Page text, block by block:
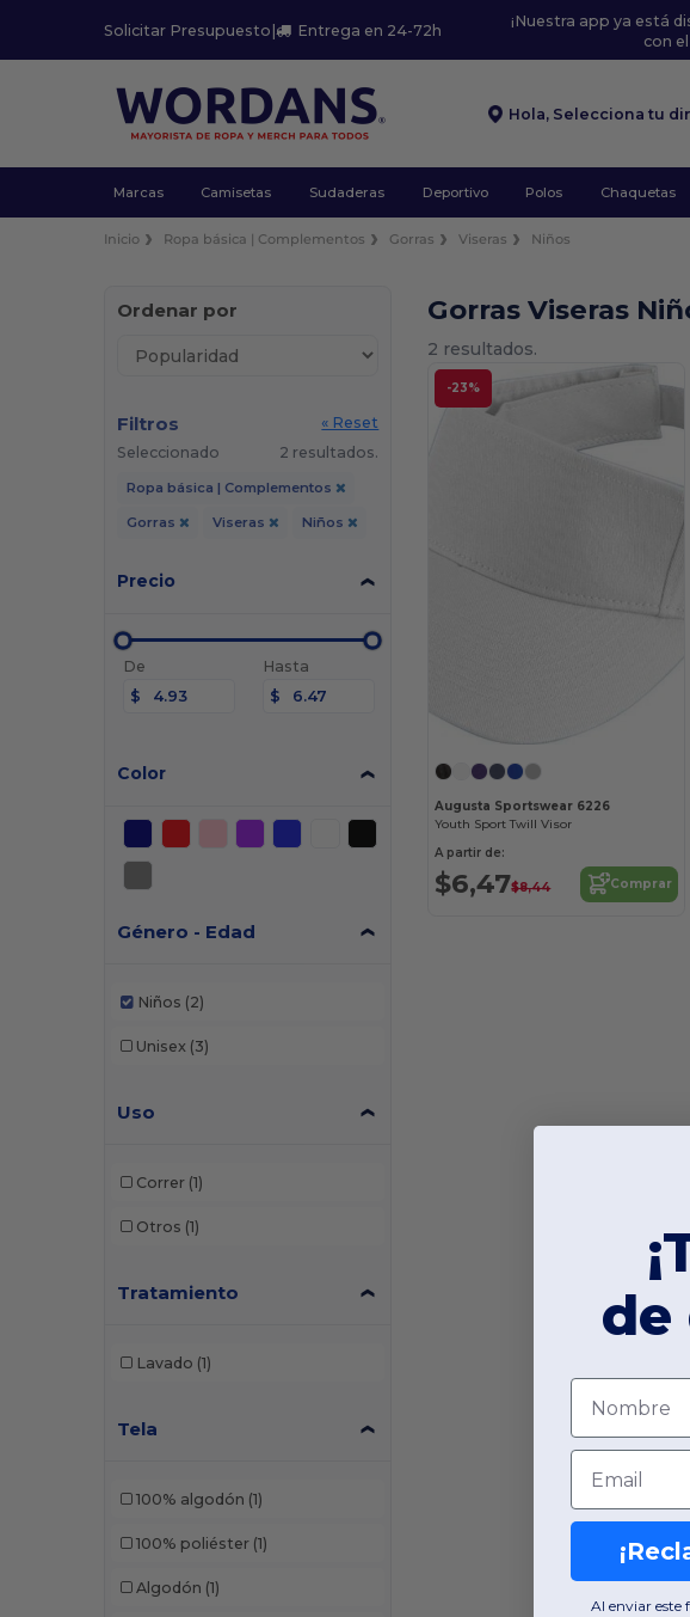
Solicitar Presupuesto | Entrega en 24-72h
¡Nuestra app ya está
con
Hola, Selecciona tu
Marcas Camisetas Sudaderas Deportivo Polos Chaquetas
Inicio Ropa básica | Complementos Gorras Viseras Niños
Ordenar por
Filtros
« Reset
Seleccionado
2 resultados.
Ropa básica | Complementos
Gorras Viseras Niños
Precio
De
$
Hasta
$
Color
Género - Edad
Niños (2)
Unisex (3)
Uso
Correr (1)
Otros (1)
Tratamiento
Lavado (1)
Tela
100% algodón (1)
100% poliéster (1)
Algodón (1)
Gorras Viseras
2 resultados.
-23%
Augusta Sportswear 6226
Youth Sport Twill Visor
A partir de:
$6,47$8,44 Comprar
de
Nombre
Email
Al enviar este